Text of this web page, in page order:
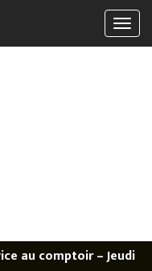
au comptoir – Jeudi